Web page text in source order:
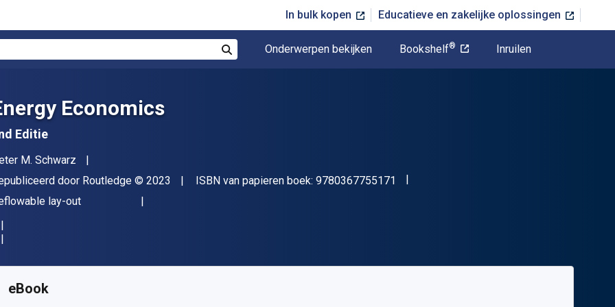
In bulk kopen Educatieve en zakelijke oplossingen
Onderwerpen bekijken Bookshelf® Inruilen
Economics
Editie
M. Schwarz
door Routledge Copyright
© 2023 ISBN van papieren boek: 9780367755171 "ISBN-13 9780367755171"
lay-out
eBook